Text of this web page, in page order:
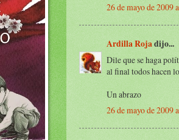
26 de mayo de 2009
Ardilla Rojadijo...
Dile que se haga
al final todos hacen
Un abrazo
26 de mayo de 2009